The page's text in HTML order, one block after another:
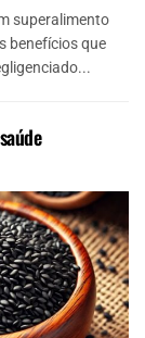
superalimento
benefícios que